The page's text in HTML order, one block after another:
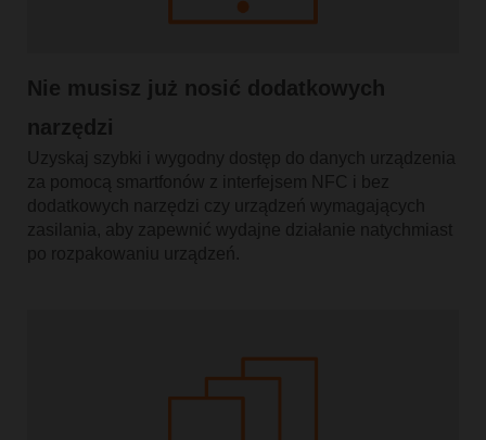
Nie musisz już nosić dodatkowych
narzędzi
Uzyskaj szybki i wygodny dostęp do danych urządzenia
za pomocą smartfonów z interfejsem NFC i bez
dodatkowych narzędzi czy urządzeń wymagających
zasilania, aby zapewnić wydajne działanie natychmiast
po rozpakowaniu urządzeń.